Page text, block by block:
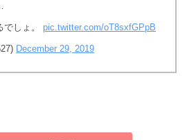
でしょ。 pic.twitter.com/oT8sxfGPpB
December 29, 2019